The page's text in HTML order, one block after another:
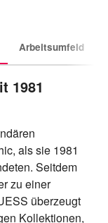
Arbeitsumfeld
1981
als sie 1981
Seitdem
zu einer
überzeugt
Kollektionen,